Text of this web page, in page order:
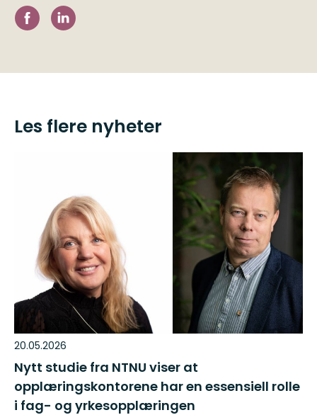
Les flere nyheter
20.05.2026
Nytt studie fra NTNU viser at
opplæringskontorene har en essensiell rolle
i fag- og yrkesopplæringen